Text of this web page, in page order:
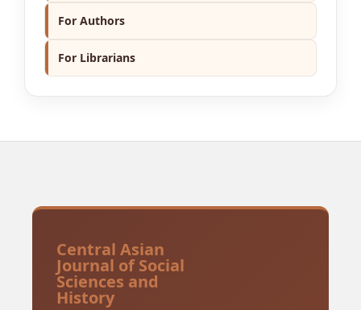
For Authors
For Librarians
Central Asian
Journal of Social
Sciences and
History